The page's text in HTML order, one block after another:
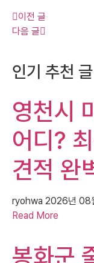
이전 글
다음 글
인기 추천 글
영천시
어디?
견적 완
ryohwa 2026년 08
Read More
봉화군